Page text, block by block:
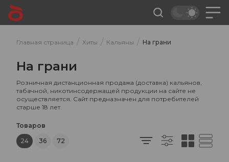
Главная страница / Хиты / Кальяны / На грани
На грани
Розничная дистанционная продажа (доставка) кальянов,
табачной, никотинсодержащей продукции на сайте не
осуществляется. Сайт предназначен для потребителей
старше 18 лет.
Товаров
24
36 72